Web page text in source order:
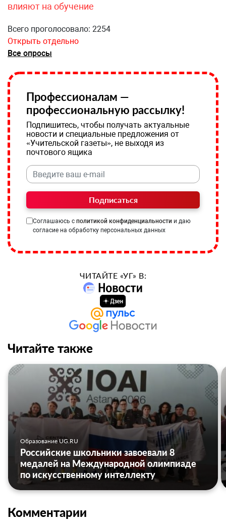
влияют на обучение
Всего проголосовало: 2254
Открыть отдельно
Все опросы
Профессионалам —
профессиональную рассылку!
Подпишитесь, чтобы получать актуальные
новости и специальные предложения от
«Учительской газеты», не выходя из
почтового ящика
Подписаться
Соглашаюсь с политикой конфиденциальности и даю
согласие на обработку персональных данных
ЧИТАЙТЕ «УГ» В:
Читайте также
Образование UG.RU
Российские школьники завоевали 8
медалей на Международной олимпиаде
по искусственному интеллекту
Комментарии